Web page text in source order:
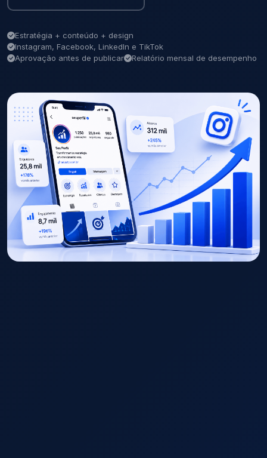
Estratégia + conteúdo + design
Instagram, Facebook, LinkedIn e TikTok
Aprovação antes de publicar
Relatório mensal de desempenho